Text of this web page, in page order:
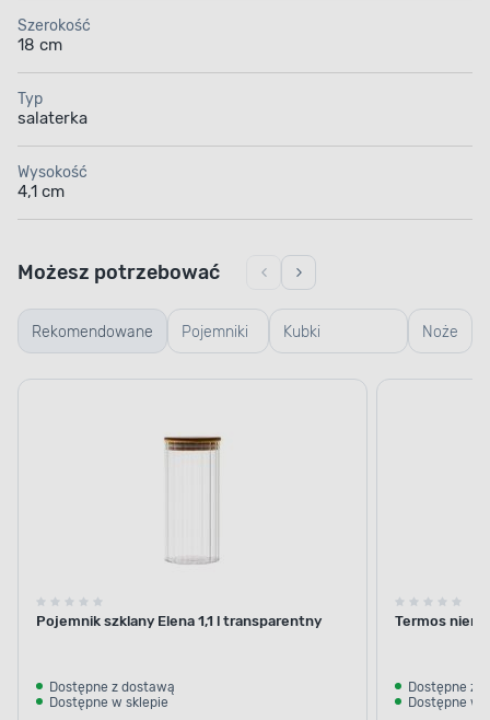
Szerokość
18 cm
Typ
salaterka
Wysokość
4,1 cm
Rekomendowane Pojemniki
szklane
Kubki
termiczne i
Noże
Możesz potrzebować
Pojemnik szklany Elena 1,1 l transparentny
Dostępne z dostawą
Dostępne w sklepie
Termos
Dostępne z
Dostępne w